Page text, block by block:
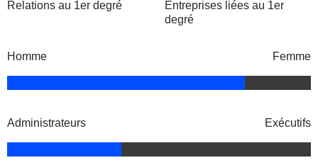
Relations au 1er degré
Entreprises liées au 1er
degré
Homme Femme
Administrateurs Exécutifs